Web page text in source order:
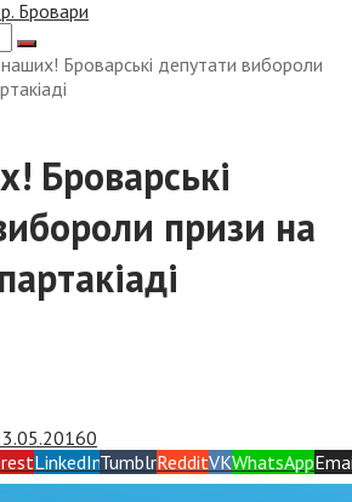
Броварські депутати вибороли
Броварські
призи на
0
LinkedInTumblrRedditVKWhatsApp